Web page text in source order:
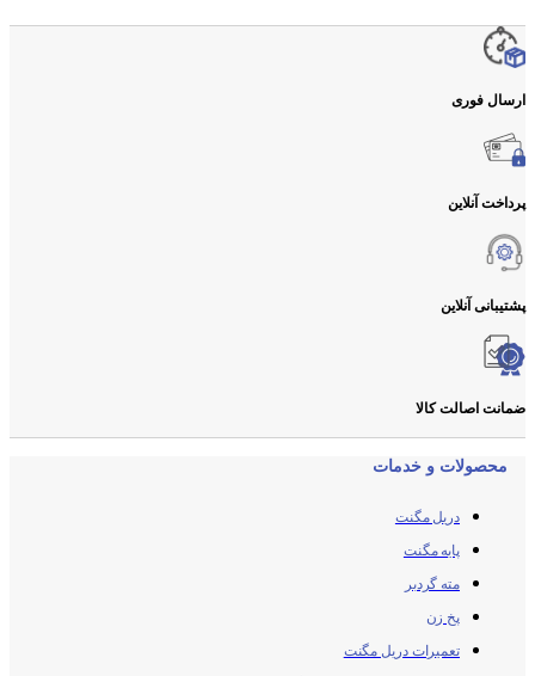
ارسال فوری
پرداخت آنلاین
پشتیبانی آنلاین
ضمانت اصالت کالا
محصولات و خدمات
دریل مگنت
پایه مگنت
مته گردبر
پخ زن
تعمیرات دریل مگنت